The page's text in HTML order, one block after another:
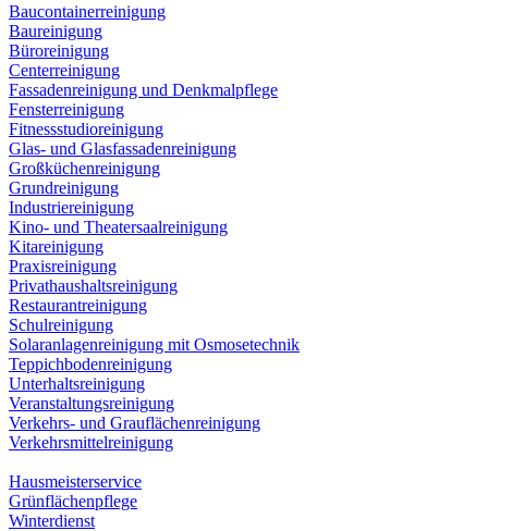
Baucontainerreinigung
Baureinigung
Büroreinigung
Centerreinigung
Fassadenreinigung und Denkmalpflege
Fensterreinigung
Fitnessstudioreinigung
Glas- und Glasfassadenreinigung
Großküchenreinigung
Grundreinigung
Industriereinigung
Kino- und Theatersaalreinigung
Kitareinigung
Praxisreinigung
Privathaushaltsreinigung
Restaurantreinigung
Schulreinigung
Solaranlagenreinigung mit Osmosetechnik
Teppichbodenreinigung
Unterhaltsreinigung
Veranstaltungsreinigung
Verkehrs- und Grauflächenreinigung
Verkehrsmittelreinigung
Hausmeisterservice
Grünflächenpflege
Winterdienst